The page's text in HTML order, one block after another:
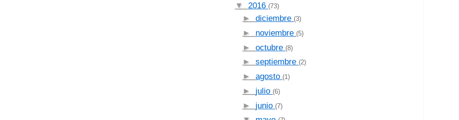
▼ 2016 (73)
►diciembre(3)
► noviembre(5)
►octubre(8)
►septiembre(2)
►agosto(1)
► julio(6)
► junio(7)